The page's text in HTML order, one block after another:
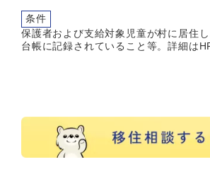
条件
保護者および支給対象児童が村に居住
台帳に記録されていること等。詳細は